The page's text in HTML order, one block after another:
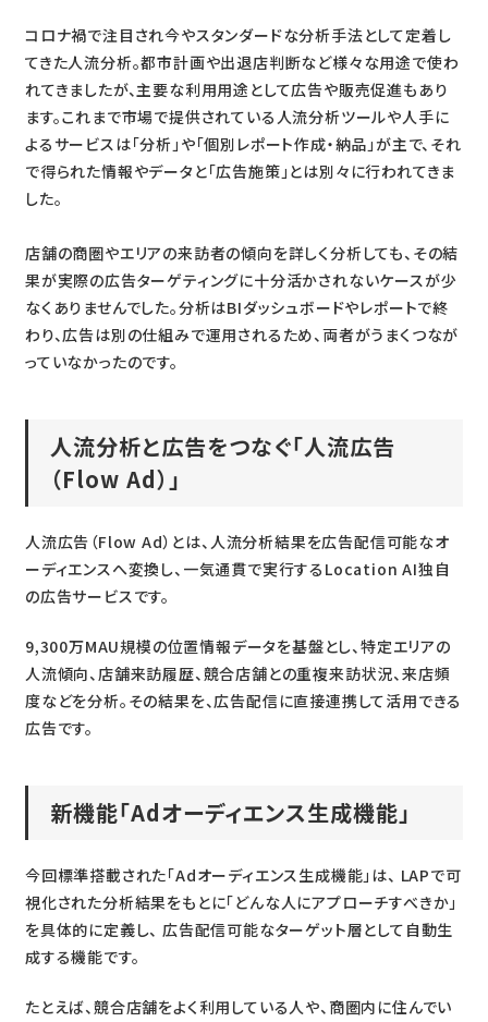
コロナ禍で注目され今やスタンダードな分析手法として定着し
てきた人流分析。都市計画や出退店判断など様々な用途で使わ
れてきましたが、主要な利用用途として広告や販売促進もあり
ます。これまで市場で提供されている人流分析ツールや人手に
よるサービスは「分析」や「個別レポート作成・納品」が主で、それ
で得られた情報やデータと「広告施策」とは別々に行われてきま
した。
店舗の商圏やエリアの来訪者の傾向を詳しく分析しても、その結
果が実際の広告ターゲティングに十分活かされないケースが少
なくありませんでした。分析はBIダッシュボードやレポートで終
わり、広告は別の仕組みで運用されるため、両者がうまくつなが
っていなかったのです。
人流分析と広告をつなぐ「人流広告
（Flow Ad）」
人流広告（Flow Ad）とは、人流分析結果を広告配信可能なオ
ーディエンスへ変換し、一気通貫で実行するLocation AI独自
の広告サービスです。
9,300万MAU規模の位置情報データを基盤とし、特定エリアの
人流傾向、店舗来訪履歴、競合店舗との重複来訪状況、来店頻
度などを分析。その結果を、広告配信に直接連携して活用できる
広告です。
新機能「Adオーディエンス生成機能」
今回標準搭載された「Adオーディエンス生成機能」は、 LAPで可
視化された分析結果をもとに「どんな人にアプローチすべきか」
を具体的に定義し、 広告配信可能なターゲット層として自動生
成する機能です。
たとえば、競合店舗をよく利用している人や、商圏内に住んでい